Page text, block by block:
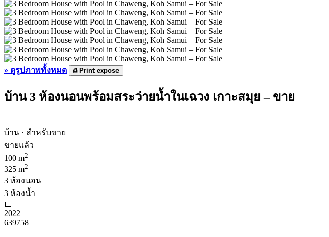
» ดูรูปภาพทั้งหมด ⎙Print expose
บ้าน 3 ห้องนอนพร้อมสระว่ายน้ำในเฉวง เกาะสมุย – ขาย
บ้าน · สำหรับขาย
ขายแล้ว
100 m2
325 m2
3 ห้องนอน
3 ห้องน้ำ
📅︎
2022
639758